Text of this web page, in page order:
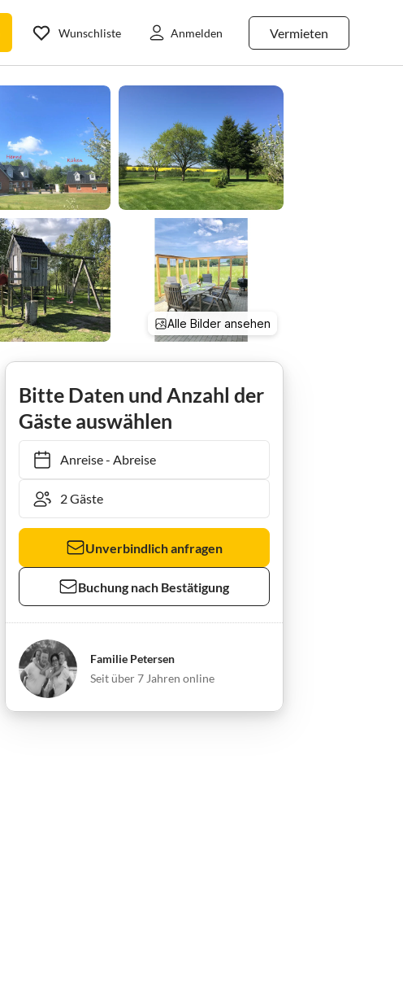
Vermieten
Wunschliste Anmelden
Alle Bilder ansehen
Bitte Daten und Anzahl der
Gäste auswählen
Anreise- Abreise
Unverbindlich anfragen
Buchung nach Bestätigung
Familie Petersen
Seit über 7 Jahren online